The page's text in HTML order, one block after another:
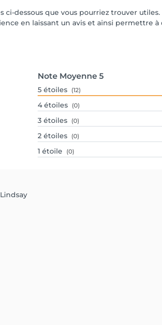
ci-dessous que vous pourriez trouver
en laissant un avis et ainsi permettre
Note Moyenne 5
5 étoiles (12)
4 étoiles (0)
3 étoiles (0)
2 étoiles (0)
1 étoile (0)